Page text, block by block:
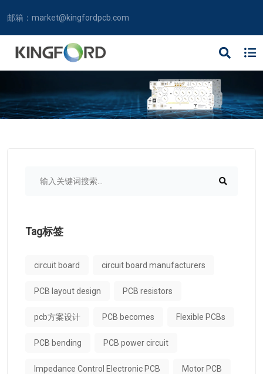
邮箱： market@kingfordpcb.com
Tag标签
circuit board circuit board manufacturers
PCB layout design PCB resistors
pcb方案设计 PCB becomes Flexible PCBs
PCB bending PCB power circuit
Impedance Control Electronic PCB Motor PCB